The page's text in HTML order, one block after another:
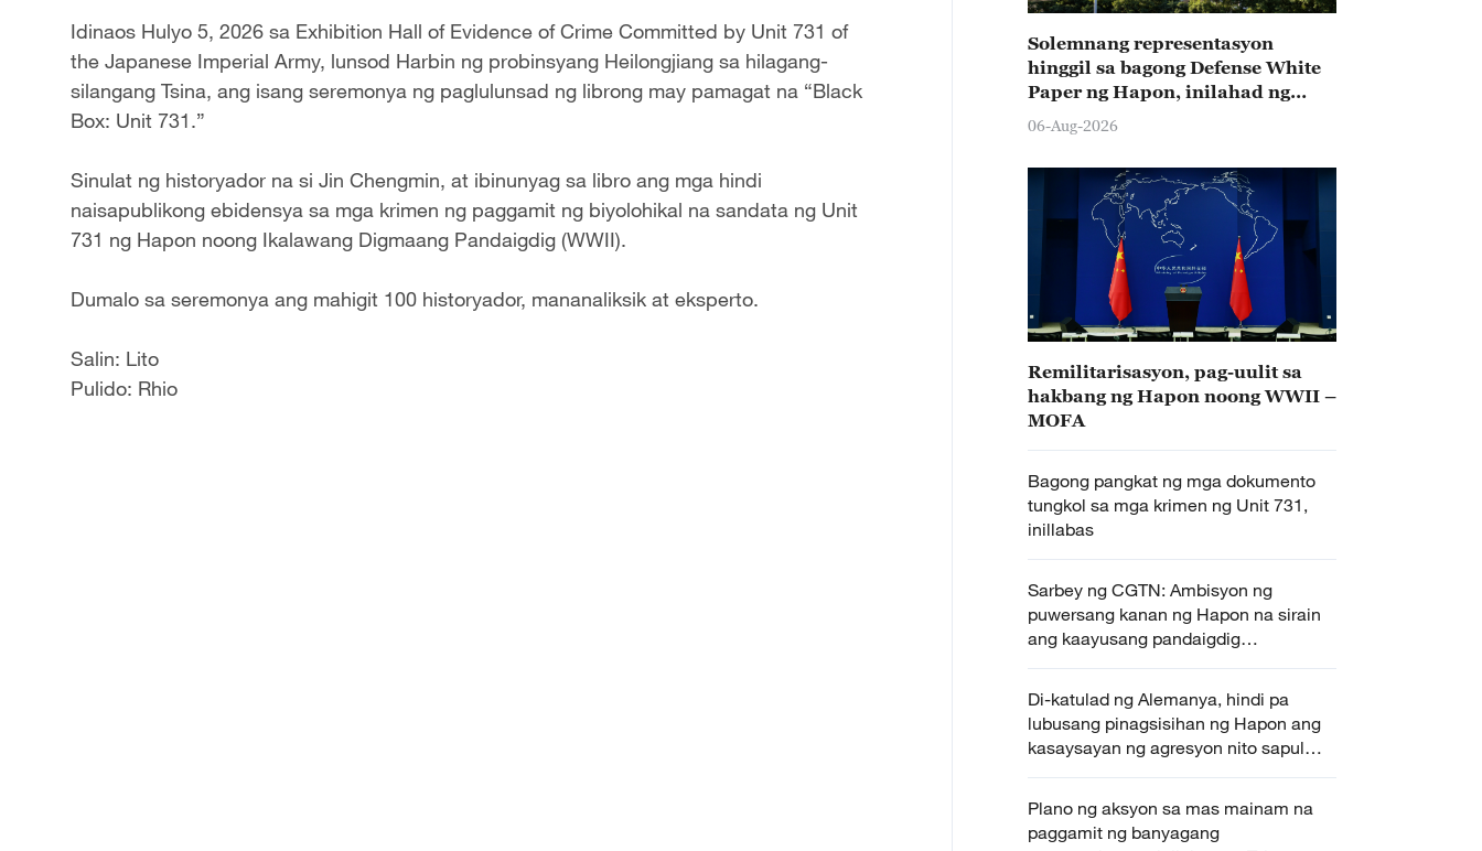
Idinaos Hulyo 5, 2026 sa Exhibition Hall of Evidence of Crime Committed by Unit 731 of
the Japanese Imperial Army, lunsod Harbin ng probinsyang Heilongjiang sa hilagang-
silangang Tsina, ang isang seremonya ng paglulunsad ng librong may pamagat na “Black
Box: Unit 731.”
Sinulat ng historyador na si Jin Chengmin, at ibinunyag sa libro ang mga hindi
naisapublikong ebidensya sa mga krimen ng paggamit ng biyolohikal na sandata ng Unit
731 ng Hapon noong Ikalawang Digmaang Pandaigdig (WWII).
Dumalo sa seremonya ang mahigit 100 historyador, mananaliksik at eksperto.
Salin: Lito
Pulido: Rhio
Solemnang representasyon
hinggil sa bagong Defense White
Paper ng Hapon, inilahad ng
Tsina
06-Aug-2026
Remilitarisasyon, pag-uulit sa
hakbang ng Hapon noong WWII –
MOFA
Bagong pangkat ng mga dokumento
tungkol sa mga krimen ng Unit 731,
inillabas
Sarbey ng CGTN: Ambisyon ng
puwersang kanan ng Hapon na sirain
ang kaayusang pandaigdig
pagkatapos ng WWII sa pamamagitan
daigdig
Di-katulad ng Alemanya, hindi pa
lubusang pinagsisihan ng Hapon ang
kasaysayan ng agresyon nito sapul
noong WWII — Wang Yi
Plano ng aksyon sa mas mainam na
paggamit ng banyagang